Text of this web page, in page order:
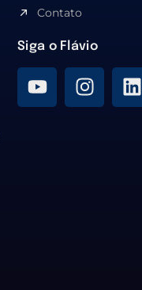
Contato
Siga o Flávio